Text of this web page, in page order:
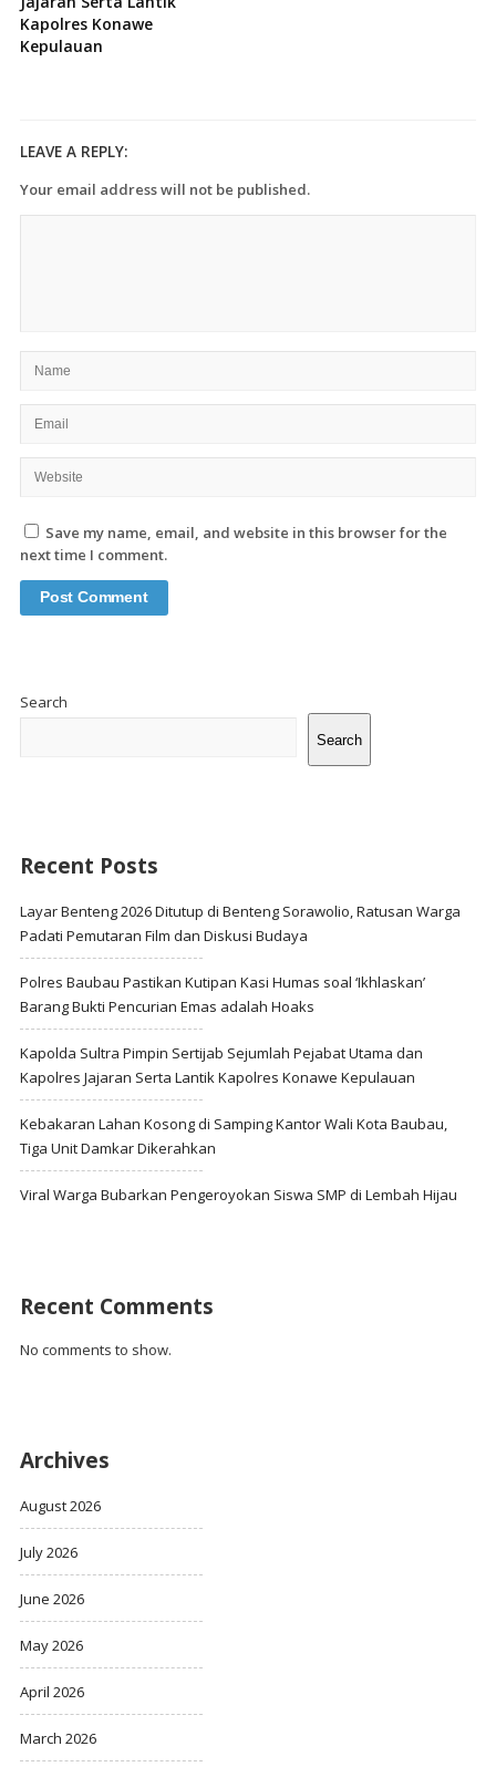
Kapolres Konawe
Kepulauan
LEAVE A REPLY:
Your email address will not be published.
Save my name, email, and website in this browser for the
next time I comment.
Search
Search
Recent Posts
Layar Benteng 2026 Ditutup di Benteng Sorawolio, Ratusan Warga
Padati Pemutaran Film dan Diskusi Budaya
Polres Baubau Pastikan Kutipan Kasi Humas soal ‘Ikhlaskan’
Barang Bukti Pencurian Emas adalah Hoaks
Kapolda Sultra Pimpin Sertijab Sejumlah Pejabat Utama dan
Kapolres Jajaran Serta Lantik Kapolres Konawe Kepulauan
Kebakaran Lahan Kosong di Samping Kantor Wali Kota Baubau,
Tiga Unit Damkar Dikerahkan
Viral Warga Bubarkan Pengeroyokan Siswa SMP di Lembah Hijau
Recent Comments
No comments to show.
Archives
August 2026
July 2026
June 2026
May 2026
April 2026
March 2026